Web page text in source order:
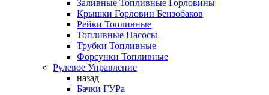
Заливные Топливные Горловины
Крышки Горловин Бензобаков
Рейки Топливные
Топливные Насосы
Трубки Топливные
Форсунки Топливные
Рулевое Управление
назад
Бачки ГУРа